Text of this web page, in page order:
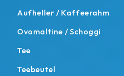
Aufheller / Kaffeerahm
Ovomaltine / Schoggi
Tee
Teebeutel